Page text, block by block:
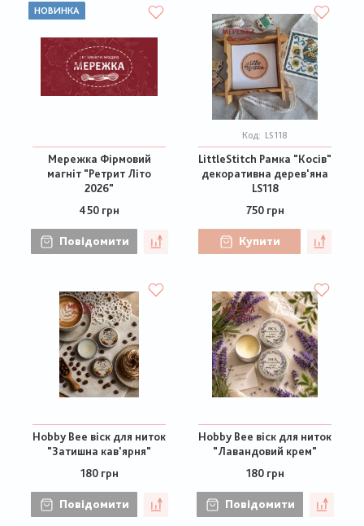
НОВИНКА
Мережка Фірмовий
магніт "Ретрит Літо
2026"
450 грн
Повідомити
Код: LS118
LittleStitch Рамка "Косів"
декоративна дерев'яна
LS118
750 грн
Купити
Hobby Bee віск для ниток
"Затишна кав'ярня"
180 грн
Повідомити
Hobby Bee віск для ниток
"Лавандовий крем"
180 грн
Повідомити